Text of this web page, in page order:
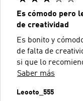
Es cómodo pero
de creatividad
Es bonito y
de falta de
si que lo
Saber más
Leooto_555